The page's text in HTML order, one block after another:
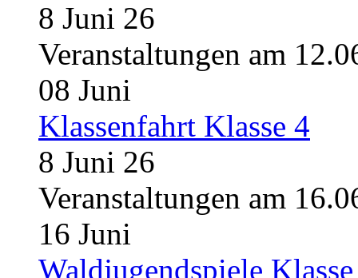
8 Juni 26
Veranstaltungen am
08 Juni
Klassenfahrt Klasse 4
8 Juni 26
Veranstaltungen am
16 Juni
Waldjugendspiele